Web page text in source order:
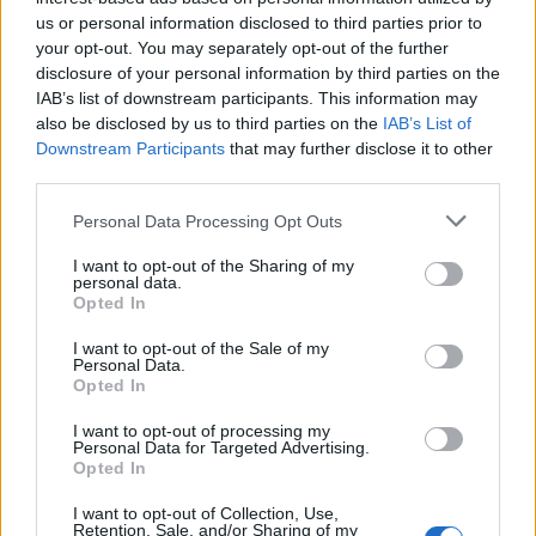
us or personal information disclosed to third parties prior to
your opt-out. You may separately opt-out of the further
disclosure of your personal information by third parties on the
IAB’s list of downstream participants. This information may
also be disclosed by us to third parties on the IAB’s List of
Downstream Participants that may further disclose it to other
Personal Data Processing Opt Outs
I want to opt-out of the Sharing of my
personal data.
Opted In
I want to opt-out of the Sale of my
Personal Data.
Opted In
I want to opt-out of processing my
Personal Data for Targeted Advertising.
Opted In
I want to opt-out of Collection, Use,
Retention, Sale, and/or Sharing of my
decisione finale, ma i contatti tra le parti proseguono con
l’obiettivo di chiudere l’operazione prima della fine del
mercato. Lo riportaFabrizio Romano
Anno di Fondazione:
Stadio:Stamford Bridge (41.837)
Città:Londra
Presidente:Todd Boehly
Manager: Enzo Maresca